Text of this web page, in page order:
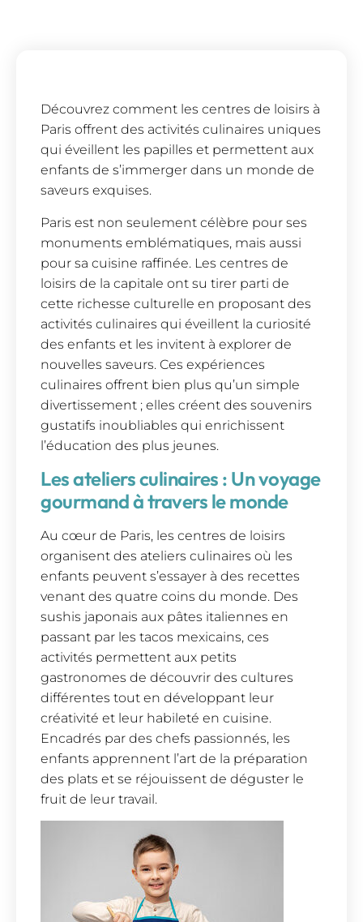
Découvrez comment les centres de loisirs à
Paris offrent des activités culinaires uniques
qui éveillent les papilles et permettent aux
enfants de s’immerger dans un monde de
saveurs exquises.
Paris est non seulement célèbre pour ses
monuments emblématiques, mais aussi
pour sa cuisine raffinée. Les centres de
loisirs de la capitale ont su tirer parti de
cette richesse culturelle en proposant des
activités culinaires qui éveillent la curiosité
des enfants et les invitent à explorer de
nouvelles saveurs. Ces expériences
culinaires offrent bien plus qu’un simple
divertissement ; elles créent des souvenirs
gustatifs inoubliables qui enrichissent
l’éducation des plus jeunes.
Les ateliers culinaires : Un voyage
gourmand à travers le monde
Au cœur de Paris, les centres de loisirs
organisent des ateliers culinaires où les
enfants peuvent s’essayer à des recettes
venant des quatre coins du monde. Des
sushis japonais aux pâtes italiennes en
passant par les tacos mexicains, ces
activités permettent aux petits
gastronomes de découvrir des cultures
différentes tout en développant leur
créativité et leur habileté en cuisine.
Encadrés par des chefs passionnés, les
enfants apprennent l’art de la préparation
des plats et se réjouissent de déguster le
fruit de leur travail.